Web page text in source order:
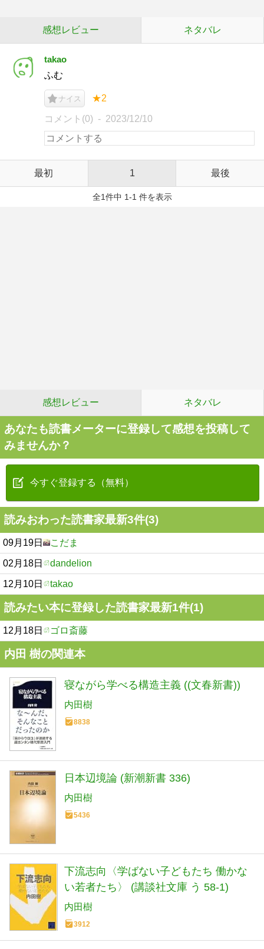
感想レビュー ネタバレ
takao
ふむ
ナイス ★2
コメント(0) 2023/12/10
最初 1 最後
全1件中 1-1 件を表示
感想レビュー ネタバレ
あなたも読書メーターに登録して感想を投稿して
みませんか？
今すぐ登録する（無料）
読みおわった読書家最新3件(3)
09月19日 こだま
02月18日 dandelion
12月10日 takao
読みたい本に登録した読書家最新1件(1)
12月18日 ゴロ斎藤
内田 樹の関連本
寝ながら学べる構造主義 ((文春新書))
内田樹
8838
日本辺境論 (新潮新書 336)
内田樹
5436
下流志向〈学ばない子どもたち 働かな
い若者たち〉 (講談社文庫 う 58-1)
内田樹
3912